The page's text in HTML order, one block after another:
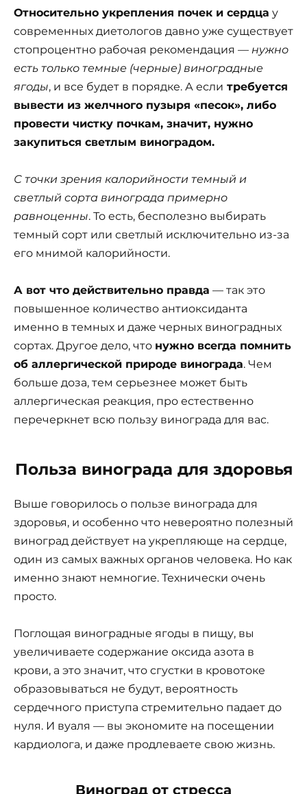
Относительно укрепления почек и сердца у
современных диетологов давно уже существует
стопроцентно рабочая рекомендация — нужно
есть только темные (черные) виноградные
ягоды, и все будет в порядке. А если требуется
вывести из желчного пузыря «песок», либо
провести чистку почкам, значит, нужно
закупиться светлым виноградом.
С точки зрения калорийности темный и
светлый сорта винограда примерно
равноценны. То есть, бесполезно выбирать
темный сорт или светлый исключительно из-за
его мнимой калорийности.
А вот что действительно правда — так это
повышенное количество антиоксиданта
именно в темных и даже черных виноградных
сортах. Другое дело, что нужно всегда помнить
об аллергической природе винограда. Чем
больше доза, тем серьезнее может быть
аллергическая реакция, про естественно
перечеркнет всю пользу винограда для вас.
Польза винограда для здоровья
Выше говорилось о пользе винограда для
здоровья, и особенно что невероятно полезный
виноград действует на укрепляюще на сердце,
один из самых важных органов человека. Но как
именно знают немногие. Технически очень
просто.
Поглощая виноградные ягоды в пищу, вы
увеличиваете содержание оксида азота в
крови, а это значит, что сгустки в кровотоке
образовываться не будут, вероятность
сердечного приступа стремительно падает до
нуля. И вуаля — вы экономите на посещении
кардиолога, и даже продлеваете свою жизнь.
Виноград от стресса